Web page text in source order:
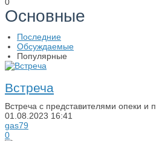
Основные
Последние
Обсуждаемые
Популярные
Встреча
Встреча с представителями опеки и
01.08.2023 16:41
gas79
0